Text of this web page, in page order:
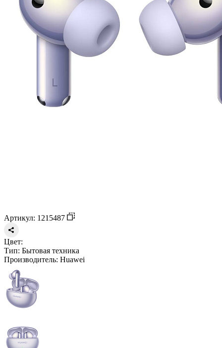
Артикул: 1215487
Цвет:
Тип: Бытовая техника
Производитель: Huawei